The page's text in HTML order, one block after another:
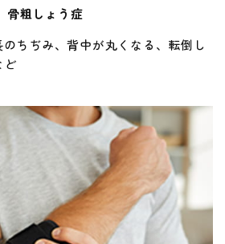
骨粗しょう症
ちぢみ、背中が丸くなる、転倒し
ど